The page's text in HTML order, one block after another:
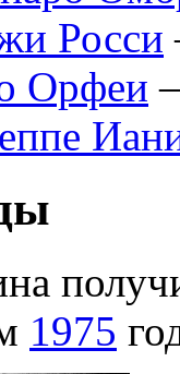
Росси
Орфеи
1975